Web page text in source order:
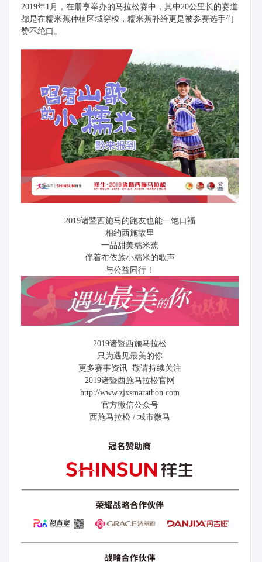
2019年1月，在册亨举办的马拉松赛中，其中20公里长的赛道
都是在糯米蕉种植区域穿梭，糯米蕉补给更是被参赛选手们
赞不绝口。
2019诸暨西施马的跑友也能一饱口福
相约西施故里
一品甜美糯米蕉
伴着布依族小糯米的歌声
与公益同行！
2019诸暨西施马拉松
只为遇见最美的你
更多赛事资讯 敬请持续关注
2019诸暨西施马拉松官网
http://www.zjxsmarathon.com
官方微信公众号
西施马拉松 / 城市微马